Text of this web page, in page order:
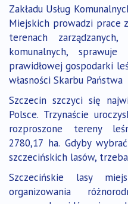
Zakładu Usług
Miejskich prowadzi prace
terenach
komunalnych,
prawidłowej gospodarki
własności Skarbu Państwa
Szczecin szczyci się
Polsce. Trzynaście
rozproszone tereny
2780,17 ha. Gdyby
szczecińskich lasów,
Szczecińskie lasy
organizowania